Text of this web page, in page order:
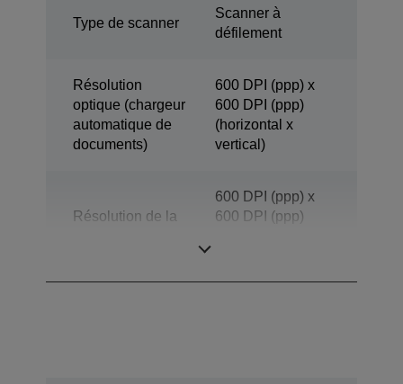
Type de scanner
Scanner à
défilement
Résolution
optique (chargeur
automatique de
documents)
600 DPI (ppp) x
600 DPI (ppp)
(horizontal x
vertical)
Résolution de la
600 DPI (ppp) x
600 DPI (ppp)